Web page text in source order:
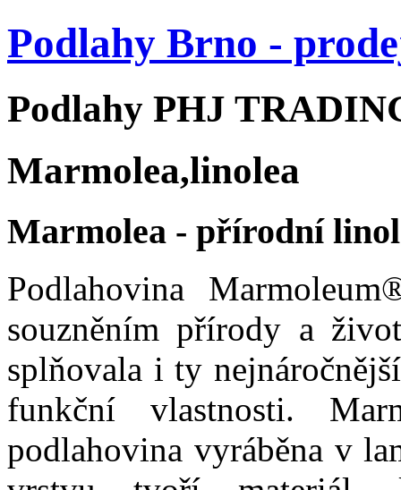
Podlahy Brno -
Podlahy PHJ
Marmolea,linolea
Marmolea - přírodní
Podlahovina
souzněním přírody a
splňovala i ty
funkční vlastnosti.
podlahovina vyráběna v